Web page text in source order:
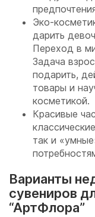
Эко-
дарить
Переход в
Задача
подарить,
товары и
косметикой.
Красивые
так и
Варианты
сувениров
“АртФлора”